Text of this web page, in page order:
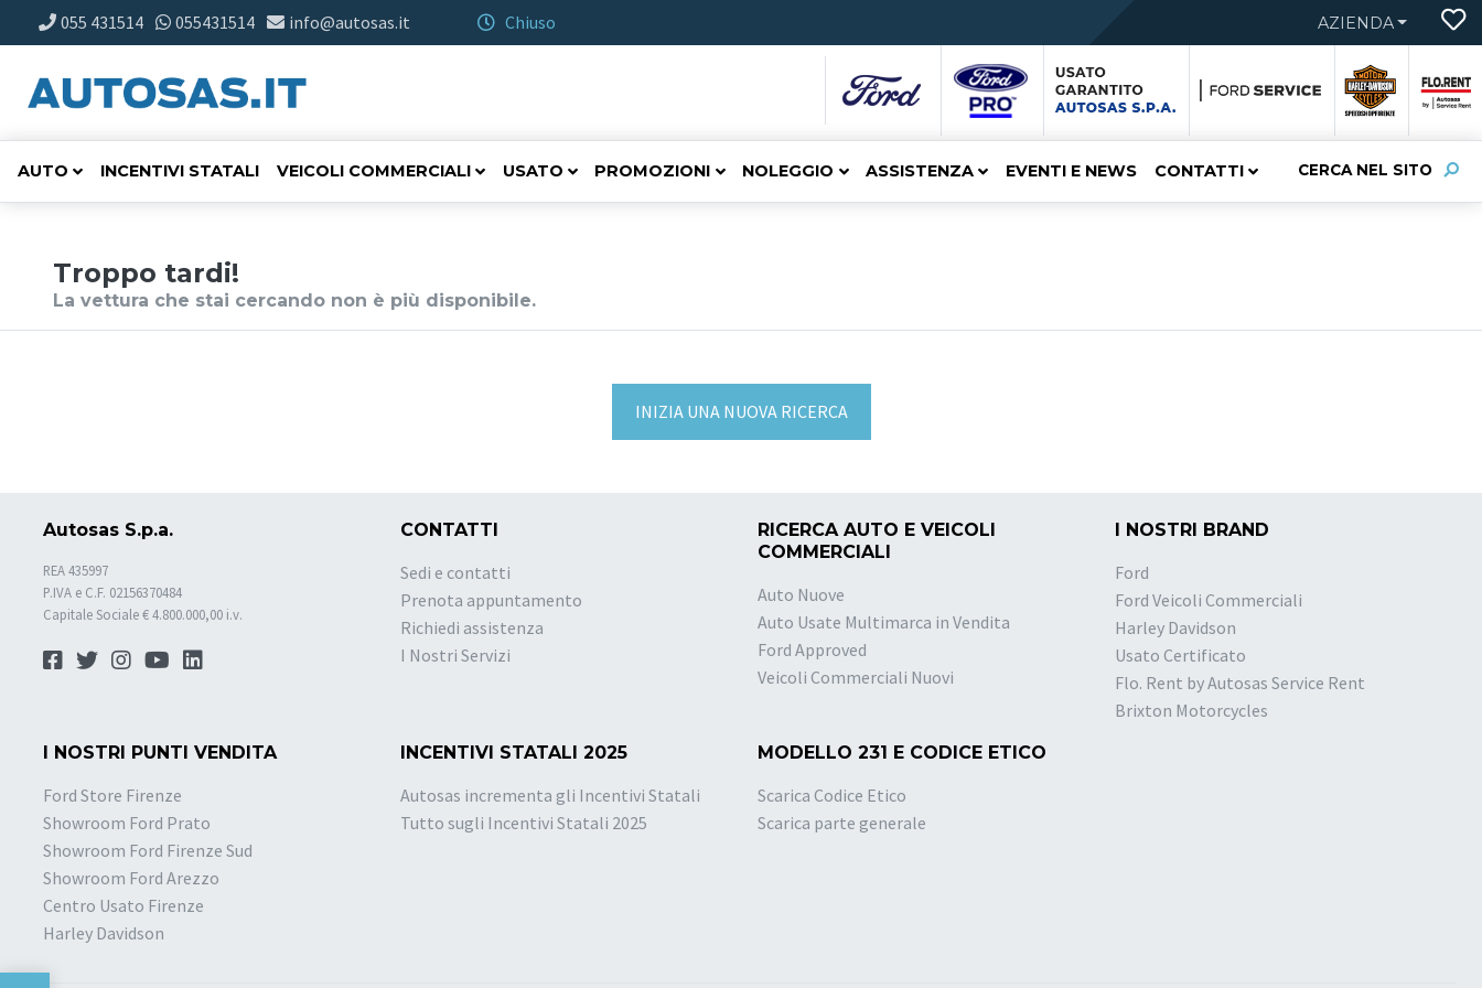
055 431514 055431514 info@autosas.it Chiuso AZIENDA
CERCA NEL SITO
AUTO INCENTIVI STATALI VEICOLI COMMERCIALI USATO PROMOZIONI NOLEGGIO ASSISTENZA EVENTI E NEWS CONTATTI
Troppo tardi!
La vettura che stai cercando non è più disponibile.
INIZIA UNA NUOVA RICERCA
Autosas S.p.a.
REA 435997
P.IVA e C.F. 02156370484
Capitale Sociale € 4.800.000,00 i.v.
CONTATTI
Sedi e contatti
Prenota appuntamento
Richiedi assistenza
I Nostri Servizi
RICERCA AUTO E VEICOLI
COMMERCIALI
Auto Nuove
Auto Usate Multimarca in Vendita
Ford Approved
Veicoli Commerciali Nuovi
I NOSTRI BRAND
Ford
Ford Veicoli Commerciali
Harley Davidson
Usato Certificato
Flo. Rent by Autosas Service Rent
Brixton Motorcycles
I NOSTRI PUNTI VENDITA
Ford Store Firenze
Showroom Ford Prato
Showroom Ford Firenze Sud
Showroom Ford Arezzo
Centro Usato Firenze
Harley Davidson
INCENTIVI STATALI 2025
Autosas incrementa gli Incentivi Statali
Tutto sugli Incentivi Statali 2025
MODELLO 231 E CODICE ETICO
Scarica Codice Etico
Scarica parte generale